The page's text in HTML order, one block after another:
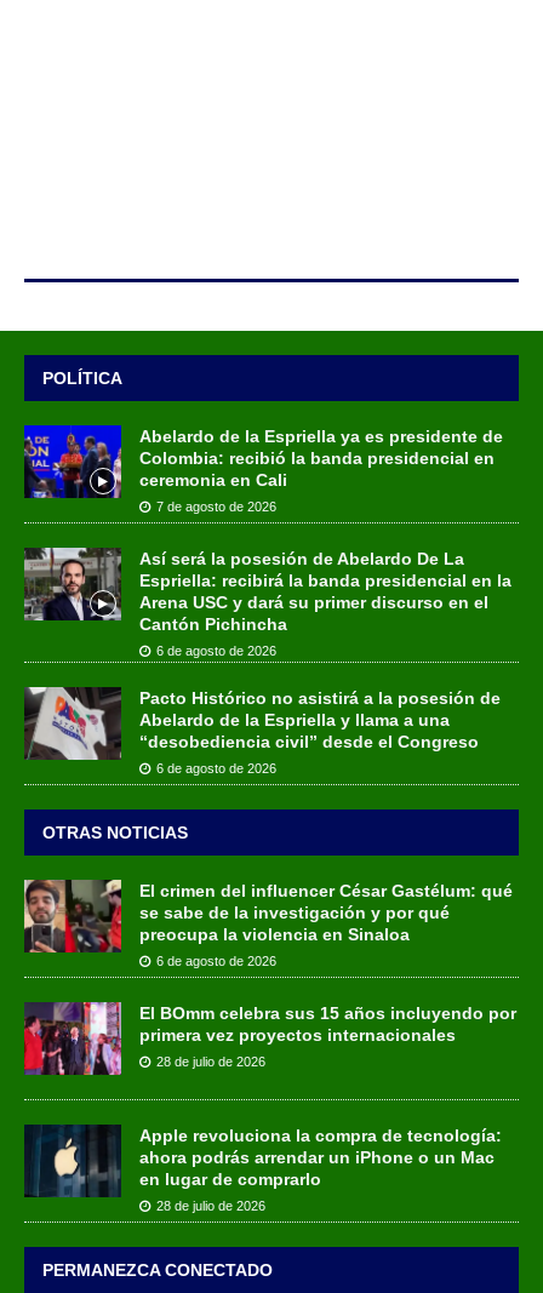
POLÍTICA
Abelardo de la Espriella ya es presidente de
Colombia: recibió la banda presidencial en
ceremonia en Cali
7 de agosto de 2026
Así será la posesión de Abelardo De La
Espriella: recibirá la banda presidencial en la
Arena USC y dará su primer discurso en el
Cantón Pichincha
6 de agosto de 2026
Pacto Histórico no asistirá a la posesión de
Abelardo de la Espriella y llama a una
“desobediencia civil” desde el Congreso
6 de agosto de 2026
OTRAS NOTICIAS
El crimen del influencer César Gastélum: qué
se sabe de la investigación y por qué
preocupa la violencia en Sinaloa
6 de agosto de 2026
El BOmm celebra sus 15 años incluyendo por
primera vez proyectos internacionales
28 de julio de 2026
Apple revoluciona la compra de tecnología:
ahora podrás arrendar un iPhone o un Mac
en lugar de comprarlo
28 de julio de 2026
PERMANEZCA CONECTADO